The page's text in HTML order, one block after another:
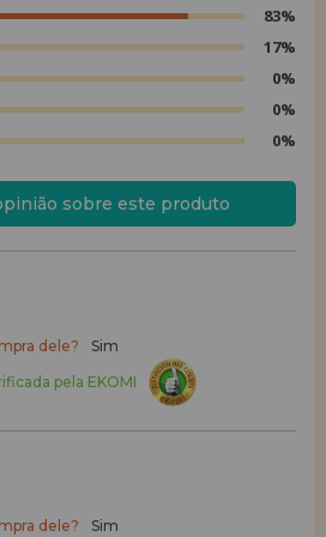
83%
17%
0%
0%
0%
sobre este produto
dele?
Sim
pela EKOMI
dele?
Sim